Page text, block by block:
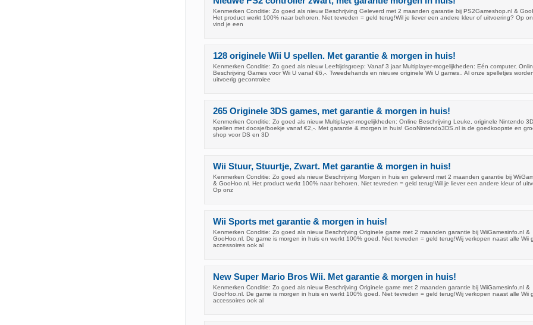
Kenmerken Conditie: Zo goed als nieuw Beschrijving Geleverd met 2 maanden garantie bij PS2Gameshop.nl &
Het product werkt 100% naar behoren. Niet tevreden = geld terug!Wil je liever een andere kleur of uitvoering? Op
vind je een
128 originele Wii U spellen. Met garantie & morgen in huis!
Kenmerken Conditie: Zo goed als nieuw Leeftijdsgroep: Vanaf 3 jaar Multiplayer-mogelijkheden: Eén computer,
Beschrijving Games voor Wii U vanaf €6,-. Tweedehands en nieuwe originele Wii U games.. Al onze spelletjes worden
uitvoerig gecontrolee
265 Originele 3DS games, met garantie & morgen in huis!
Kenmerken Conditie: Zo goed als nieuw Multiplayer-mogelijkheden: Online Beschrijving Leuke, originele Nintendo
spellen met doosje/boekje vanaf €2,-. Met garantie & morgen in huis! GooNintendo3DS.nl is de goedkoopste en
shop voor DS en 3D
Wii Stuur, Stuurtje, Zwart. Met garantie & morgen in huis!
Kenmerken Conditie: Zo goed als nieuw Beschrijving Morgen in huis en geleverd met 2 maanden garantie bij
& GooHoo.nl. Het product werkt 100% naar behoren. Niet tevreden = geld terug!Wil je liever een andere kleur of
Op onz
Wii Sports met garantie & morgen in huis!
Kenmerken Conditie: Zo goed als nieuw Beschrijving Originele game met 2 maanden garantie bij WiiGamesinfo.nl &
GooHoo.nl. De game is morgen in huis en werkt 100% goed. Niet tevreden = geld terug!Wij verkopen naast alle Wii
accessoires ook al
New Super Mario Bros Wii. Met garantie & morgen in huis!
Kenmerken Conditie: Zo goed als nieuw Beschrijving Originele game met 2 maanden garantie bij WiiGamesinfo.nl &
GooHoo.nl. De game is morgen in huis en werkt 100% goed. Niet tevreden = geld terug!Wij verkopen naast alle Wii
accessoires ook al